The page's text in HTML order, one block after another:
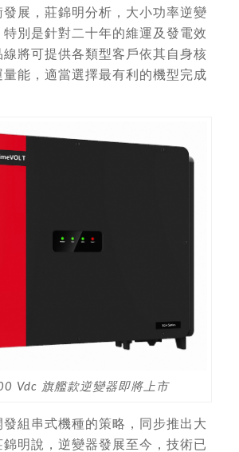
發展，莊錦明分析，大小功率逆變
別是針對二十年的維運及發電效
將可提供各類型客戶依其自身核
能，適當選擇最有利的機型完成
Vdc 旗艦款逆變器即將上市
組串式機種的策略，同步推出大
明說，逆變器發展至今，技術已